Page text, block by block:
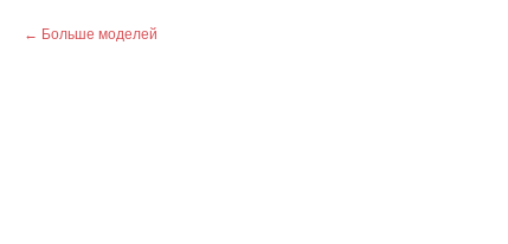
Больше моделей